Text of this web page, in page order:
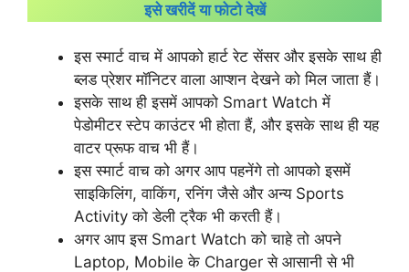
इसे खरीदें या फोटो देखें
इस स्मार्ट वाच में आपको हार्ट रेट सेंसर और इसके साथ ही
ब्लड प्रेशर मॉनिटर वाला आप्शन देखने को मिल जाता हैं।
इसके साथ ही इसमें आपको Smart Watch में
पेडोमीटर स्टेप काउंटर भी होता हैं, और इसके साथ ही यह
वाटर प्रूफ वाच भी हैं।
इस स्मार्ट वाच को अगर आप पहनेंगे तो आपको इसमें
साइकिलिंग, वाकिंग, रनिंग जैसे और अन्य Sports
Activity को डेली ट्रैक भी करती हैं।
अगर आप इस Smart Watch को चाहे तो अपने
Laptop, Mobile के Charger से आसानी से भी